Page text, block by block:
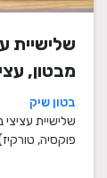
שלישיית
מבטון,
מתנה
מתנות
בטון שיק
שלישיית
פוקסיה,